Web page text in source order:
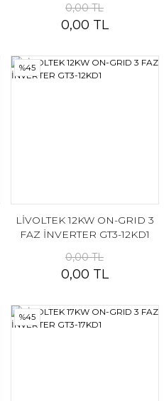
0,00 TL
0,00 TL
%45
LİVOLTEK 12KW ON-GRID 3
FAZ İNVERTER GT3-12KD1
0,00 TL
0,00 TL
%45